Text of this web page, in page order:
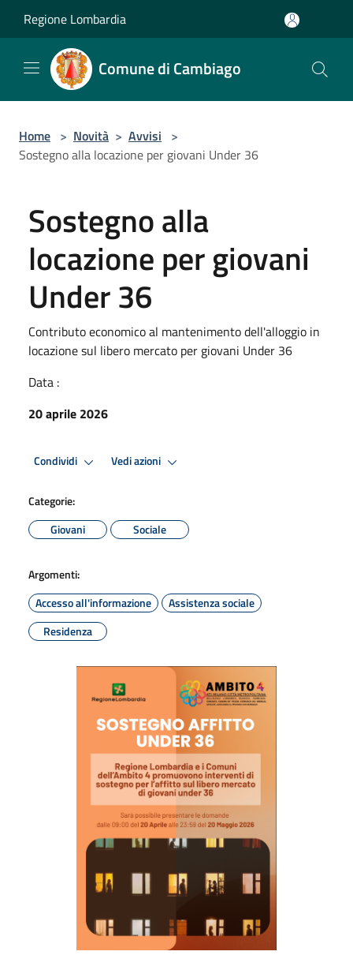
Regione Lombardia
Comune di Cambiago
Home > Novità > Avvisi >
Sostegno alla locazione per giovani Under 36
Sostegno alla
locazione per giovani
Under 36
Contributo economico al mantenimento dell'alloggio in
locazione sul libero mercato per giovani Under 36
Data :
20 aprile 2026
Condividi Vedi azioni
Categorie:
Giovani
Sociale
Argomenti:
Accesso all'informazione
Assistenza sociale
Residenza